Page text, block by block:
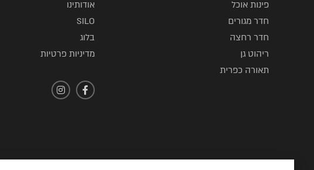
פינות אוכל
חדר מגורים
חדר רחצה
ריהוט גן
תאורה כפרית
אודותינו
SILO
בלוג
מדיניות פרטיות